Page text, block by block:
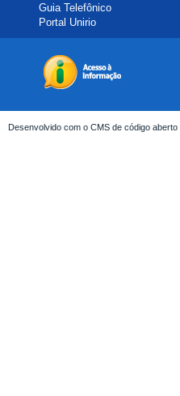
Guia Telefônico
Portal Unirio
Desenvolvido com o CMS de código aberto